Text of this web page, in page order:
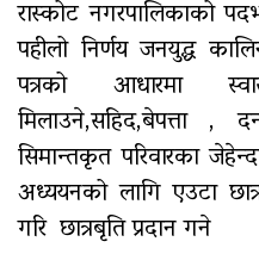
सामुदायिक
रास्कोट नगरपालिकाको
पहीलो निर्णय जनयुद्ध
पत्रको आधारमा
मिलाउने,सहिद,बेपत्ता ,
सिमान्तकृत परिवारका
अध्ययनको लागि एउटा
गरि छात्रबृति प्रदान गने